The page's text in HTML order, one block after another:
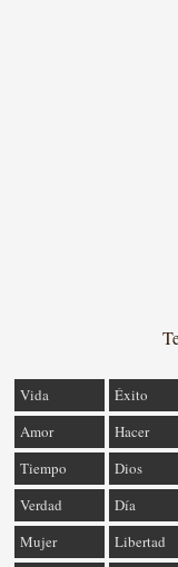
Vida Éxito
Amor
Hacer
Tiempo
Dios
Verdad
Día
Mujer
Libertad